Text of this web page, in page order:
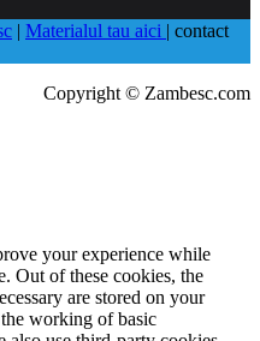
| Materialul tau aici | contact
Copyright © Zambesc.com
your experience while
Out of these cookies, the
are stored on your
working of basic